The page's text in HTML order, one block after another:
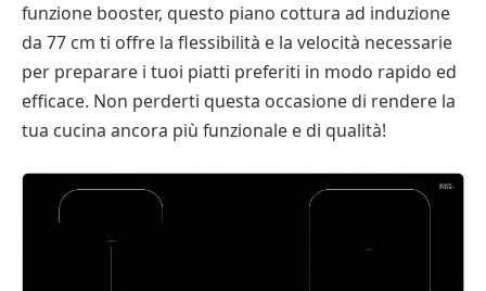
funzione booster, questo piano cottura ad induzione
da 77 cm ti offre la flessibilità e la velocità necessarie
per preparare i tuoi piatti preferiti in modo rapido ed
efficace. Non perderti questa occasione di rendere la
tua cucina ancora più funzionale e di qualità!